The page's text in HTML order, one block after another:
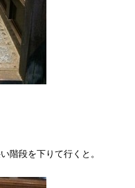
階段を下りて行くと。